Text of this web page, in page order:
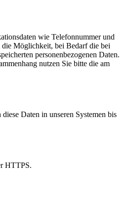
wie Telefonnummer und
die Möglichkeit, bei Bedarf die bei
personenbezogenen Daten.
nutzen Sie bitte die am
Daten in unseren Systemen bis
HTTPS.